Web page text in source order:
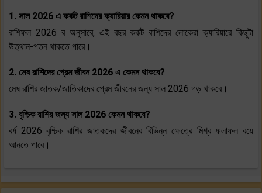
1. সাল 2026 এ কর্কট রাশিদের ক্যারিয়ার কেমন থাকবে?
রাশিফল 2026 র অনুসারে, এই বছর কর্কট রাশিদের লোকেরা ক্যারিয়ারে কিছুটা
উত্থান-পতন থাকতে পারে।
2. মেষ রাশিদের প্রেম জীবন 2026 এ কেমন থাকবে?
মেষ রাশির জাতক/জাতিকাদের প্রেম জীবনের জন্য সাল 2026 গড় থাকবে।
3. বৃশ্চিক রাশির জন্য সাল 2026 কেমন থাকবে?
বর্ষ 2026 বৃশ্চিক রাশির জাতকদের জীবনের বিভিন্ন ক্ষেত্রে মিশ্র ফলাফল বয়ে
আনতে পারে।